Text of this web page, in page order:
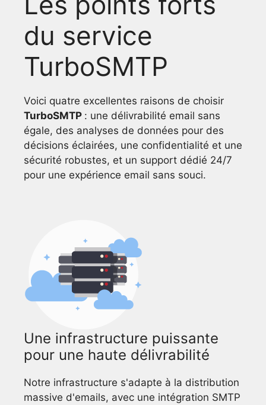
du service
TurboSMTP
Voici quatre excellentes raisons de choisir
TurboSMTP : une délivrabilité email sans
égale, des analyses de données pour des
décisions éclairées, une confidentialité et une
sécurité robustes, et un support dédié 24/7
pour une expérience email sans souci.
Une infrastructure puissante
pour une haute délivrabilité
Notre infrastructure s'adapte à la distribution
massive d'emails, avec une intégration SMTP